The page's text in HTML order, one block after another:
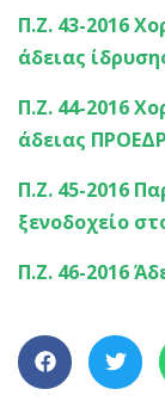
Π.Ζ. 43-2016
άδειας
Π.Ζ. 44-2016
άδειας
Π.Ζ. 45-2016
ξενοδοχείο
Π.Ζ. 46-2016